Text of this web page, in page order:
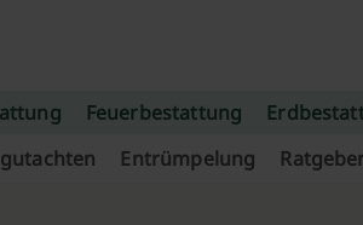
Feuerbestattung
Entrümpelung